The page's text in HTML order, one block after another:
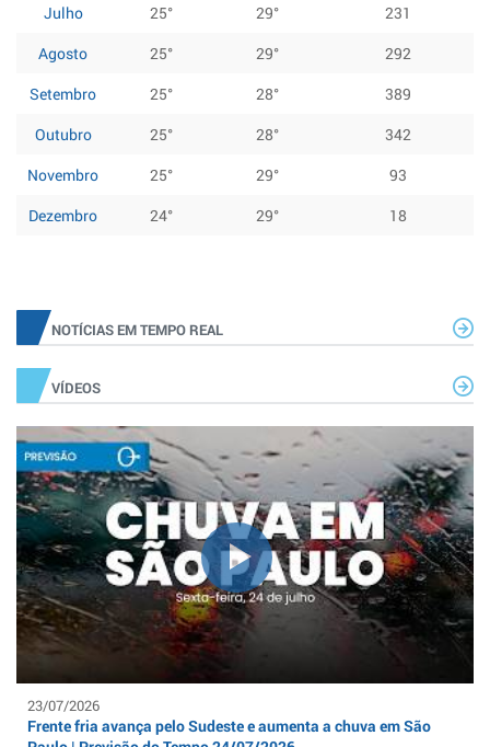
Julho
25° 29°
231
Agosto
25° 29°
292
Setembro
25° 28°
389
Outubro
25° 28°
342
Novembro
25° 29°
93
Dezembro
24° 29° 18
NOTÍCIAS EM TEMPO REAL
VÍDEOS
23/07/2026
Frente fria avança pelo Sudeste e aumenta a chuva em São